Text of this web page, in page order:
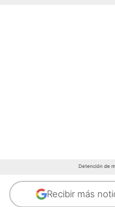
Detención de
Recibir más